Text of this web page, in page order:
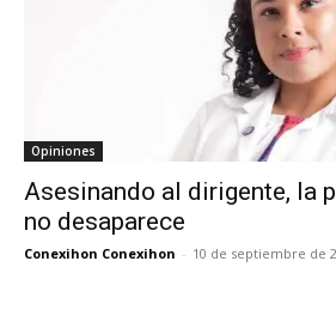
Opiniones
Asesinando al dirigente, la
no desaparece
Conexihon Conexihon - 10 de septiembre de